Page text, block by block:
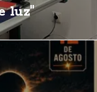
luz"